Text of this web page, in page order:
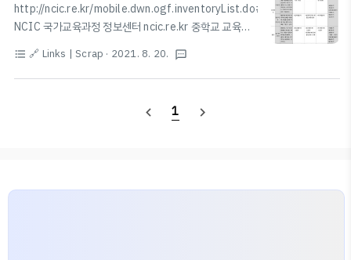
http://ncic.re.kr/mobile.dwn.ogf.inventoryList.do#
NCIC 국가교육과정 정보센터 ncic.re.kr 중학교 교육과
정 전체 수학과 교육과정 * 출처: NCIC 국가교육과정 정
보센터 (http://ncic.re.kr/) 중학교 수학 교육과정 정리
2020년 중학교 수학 교육과정 목차 알아보기 #중학교수
라난 큰아들 지팔이~~ 오늘 중학교 예비소집...
format_list_bulleted 🔗 Links | Scrap · 2021. 8. 20. textsms
navigate_before 1 navigate_next